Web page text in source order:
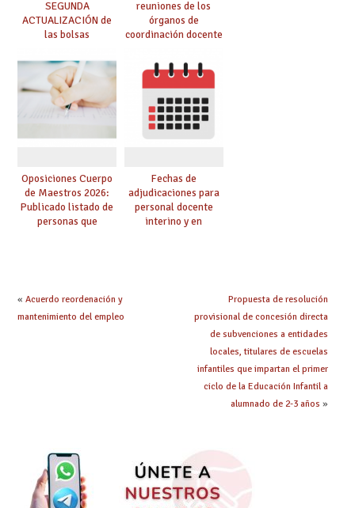
SEGUNDA
ACTUALIZACIÓN de
las bolsas
Cuerpo de Maestros
de especialidades
convocadas a
oposición
reuniones de los
órganos de
coordinación docente
de manera
telemática, sin exigir
presencialidad en el
centro
Oposiciones Cuerpo
de Maestros 2026:
Publicado listado de
personas que
Fechas de
adjudicaciones para
personal docente
interino y en
« Acuerdo reordenación y
mantenimiento del empleo
Propuesta de resolución
provisional de concesión directa
de subvenciones a entidades
locales, titulares de escuelas
infantiles que impartan el primer
ciclo de la Educación Infantil a
alumnado de 2-3 años »